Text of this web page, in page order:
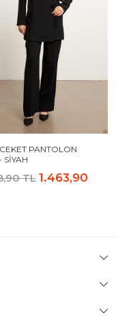
PANTOLON
SIYAH
TL 1.463,90